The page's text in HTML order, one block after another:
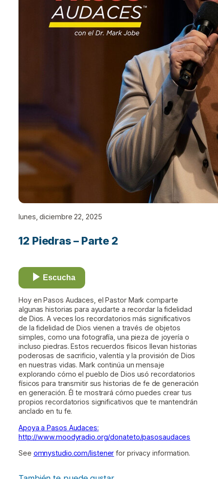
lunes, diciembre 22, 2025
12 Piedras – Parte 2
Escucha
Hoy en Pasos Audaces, el Pastor Mark comparte
algunas historias para ayudarte a recordar la fidelidad
de Dios. A veces los recordatorios más significativos
de la fidelidad de Dios vienen a través de objetos
simples, como una fotografía, una pieza de joyería o
incluso piedras. Estos recuerdos físicos llevan historias
poderosas de sacrificio, valentía y la provisión de Dios
en nuestras vidas. Mark continúa un mensaje
explorando cómo el pueblo de Dios usó recordatorios
físicos para transmitir sus historias de fe de generación
en generación. Él te mostrará cómo puedes crear tus
propios recordatorios significativos que te mantendrán
anclado en tu fe.
Apoya a Pasos Audaces:
http://www.moodyradio.org/donateto/pasosaudaces
See omnystudio.com/listener for privacy information.